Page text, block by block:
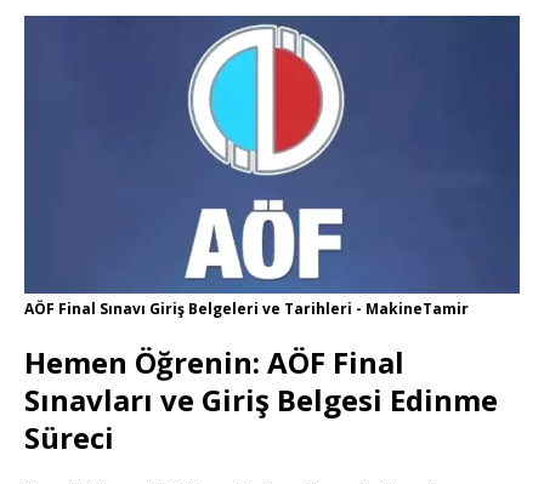
AÖF Final Sınavı Giriş Belgeleri ve Tarihleri - MakineTamir
Hemen Öğrenin: AÖF Final
Sınavları ve Giriş Belgesi Edinme
Süreci